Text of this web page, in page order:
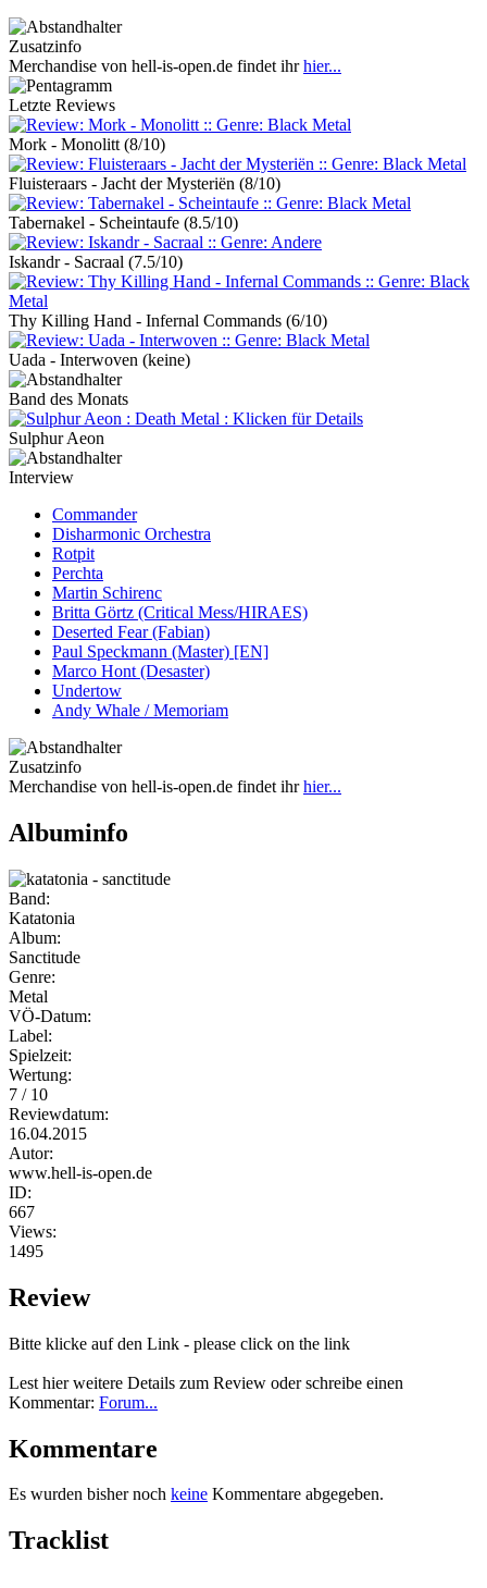
Zusatzinfo
Merchandise von hell-is-open.de findet ihrhier...
Letzte Reviews
Mork - Monolitt (8/10)
Fluisteraars - Jacht der Mysteriën (8/10)
Tabernakel - Scheintaufe (8.5/10)
Iskandr - Sacraal (7.5/10)
Thy Killing Hand - Infernal Commands (6/10)
Uada - Interwoven (keine)
Band des Monats
Sulphur Aeon
Interview
Commander
Disharmonic Orchestra
Rotpit
Perchta
Martin Schirenc
Britta Görtz (Critical Mess/HIRAES)
Deserted Fear (Fabian)
Paul Speckmann (Master) [EN]
Marco Hont (Desaster)
Undertow
Andy Whale / Memoriam
Zusatzinfo
Merchandise von hell-is-open.de findet ihrhier...
Albuminfo
Band:
Katatonia
Album:
Sanctitude
Genre:
Metal
VÖ-Datum:
Label:
Spielzeit:
Wertung:
7 / 10
Reviewdatum:
16.04.2015
Autor:
www.hell-is-open.de
ID:
667
Views:
1495
Review
Bitte klicke auf den Link - please click on the link
Lest hier weitere Details zum Review oder schreibe einen
Kommentar: Forum...
Kommentare
Es wurden bisher noch keine Kommentare abgegeben.
Tracklist